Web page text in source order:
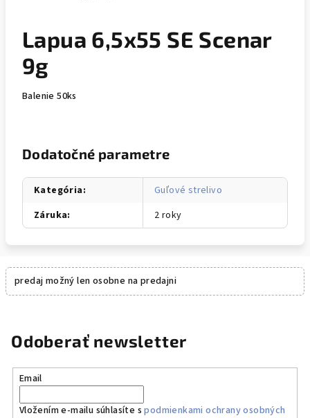
Lapua 6,5x55 SE Scenar
9g
Balenie 50ks
Dodatočné parametre
Kategória:
Guľové strelivo
Záruka: 2 roky
predaj možný len osobne na predajni
Odoberať newsletter
Email
Vložením e-mailu súhlasíte spodmienkami ochrany osobných